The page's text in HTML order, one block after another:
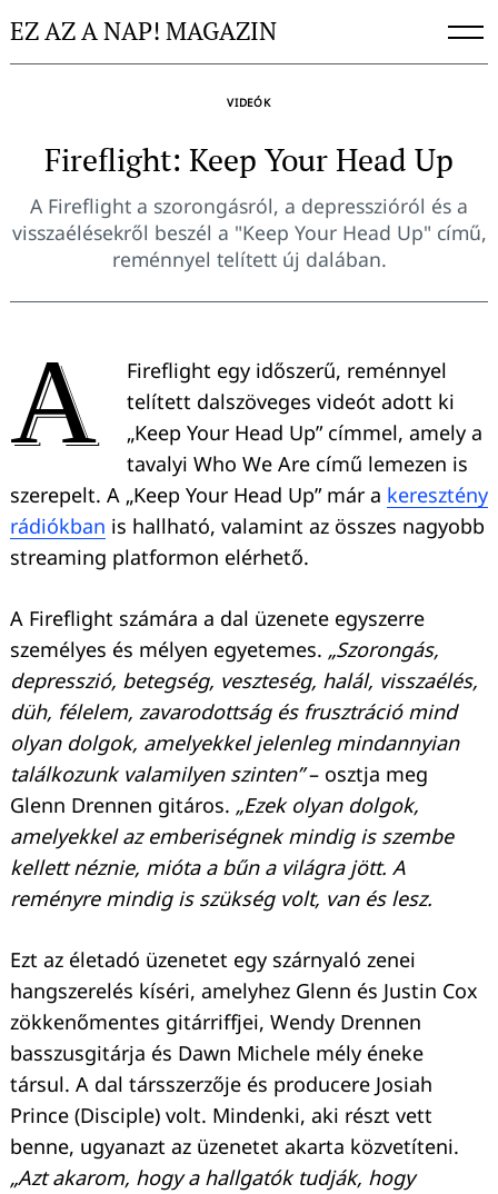
toEZ AZ A NAP! MAGAZIN
VIDEÓK
Fireflight: Keep Your Head Up
A Fireflight a szorongásról, a depresszióról és a
visszaélésekről beszél a "Keep Your Head Up" című,
reménnyel telített új dalában.
A
Fireflight egy időszerű, reménnyel
telített dalszöveges videót adott ki
„Keep Your Head Up” címmel, amely a
tavalyi Who We Are című lemezen is
szerepelt. A „Keep Your Head Up” már a keresztény
rádiókban is hallható, valamint az összes nagyobb
streaming platformon elérhető.
A Fireflight számára a dal üzenete egyszerre
személyes és mélyen egyetemes. „Szorongás,
depresszió, betegség, veszteség, halál, visszaélés,
düh, félelem, zavarodottság és frusztráció mind
olyan dolgok, amelyekkel jelenleg mindannyian
találkozunk valamilyen szinten”– osztja meg
Glenn Drennen gitáros. „Ezek olyan dolgok,
amelyekkel az emberiségnek mindig is szembe
kellett néznie, mióta a bűn a világra jött. A
reményre mindig is szükség volt, van és lesz.
Ezt az életadó üzenetet egy szárnyaló zenei
hangszerelés kíséri, amelyhez Glenn és Justin Cox
zökkenőmentes gitárriffjei, Wendy Drennen
basszusgitárja és Dawn Michele mély éneke
társul. A dal társszerzője és producere Josiah
Prince (Disciple) volt. Mindenki, aki részt vett
benne, ugyanazt az üzenetet akarta közvetíteni.
„Azt akarom, hogy a hallgatók tudják, hogy